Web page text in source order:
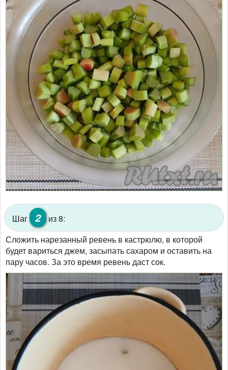
Шаг 2
из 8:
Сложить нарезанный ревень в кастрюлю, в которой
будет вариться джем, засыпать сахаром и оставить на
пару часов. За это время ревень даст сок.